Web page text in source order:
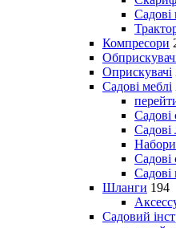
Садові
Компресори
Оприскувачі
Садові меблі
Садові
Садові
Набори
Садові
Садові
Шланги 194
Садовий